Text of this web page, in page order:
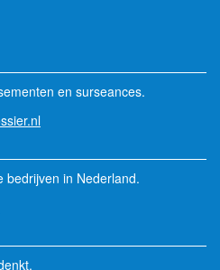
en surseances.
bedrijven in Nederland.